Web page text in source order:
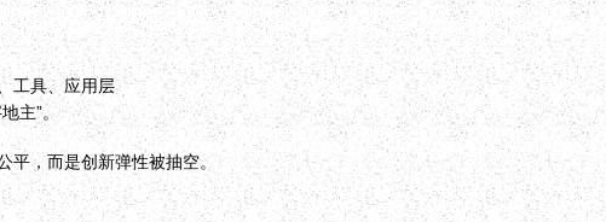
工具、应用层
主”。
，而是创新弹性被抽空。